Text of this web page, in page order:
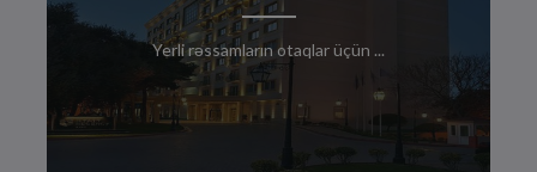
Yerli rəssamların otaqlar üçün ...